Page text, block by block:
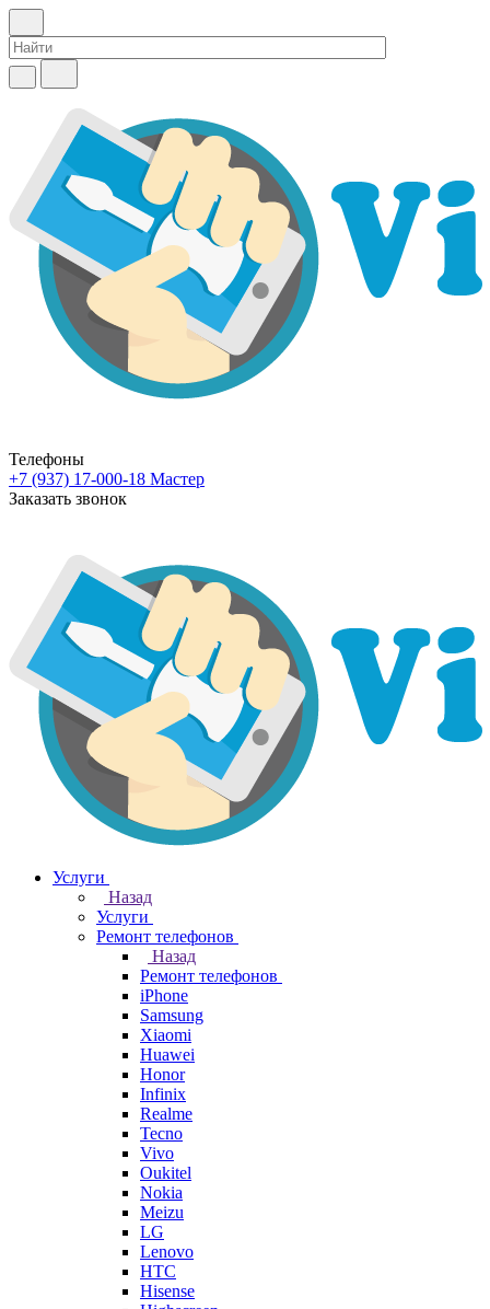
Телефоны
+7 (937) 17-000-18 Мастер
Заказать звонок
Услуги
Назад
Услуги
Ремонт телефонов
Назад
Ремонт телефонов
iPhone
Samsung
Xiaomi
Huawei
Honor
Infinix
Realme
Tecno
Vivo
Oukitel
Nokia
Meizu
LG
Lenovo
HTC
Hisense